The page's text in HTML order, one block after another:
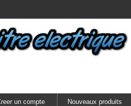
un compte Nouveaux produits